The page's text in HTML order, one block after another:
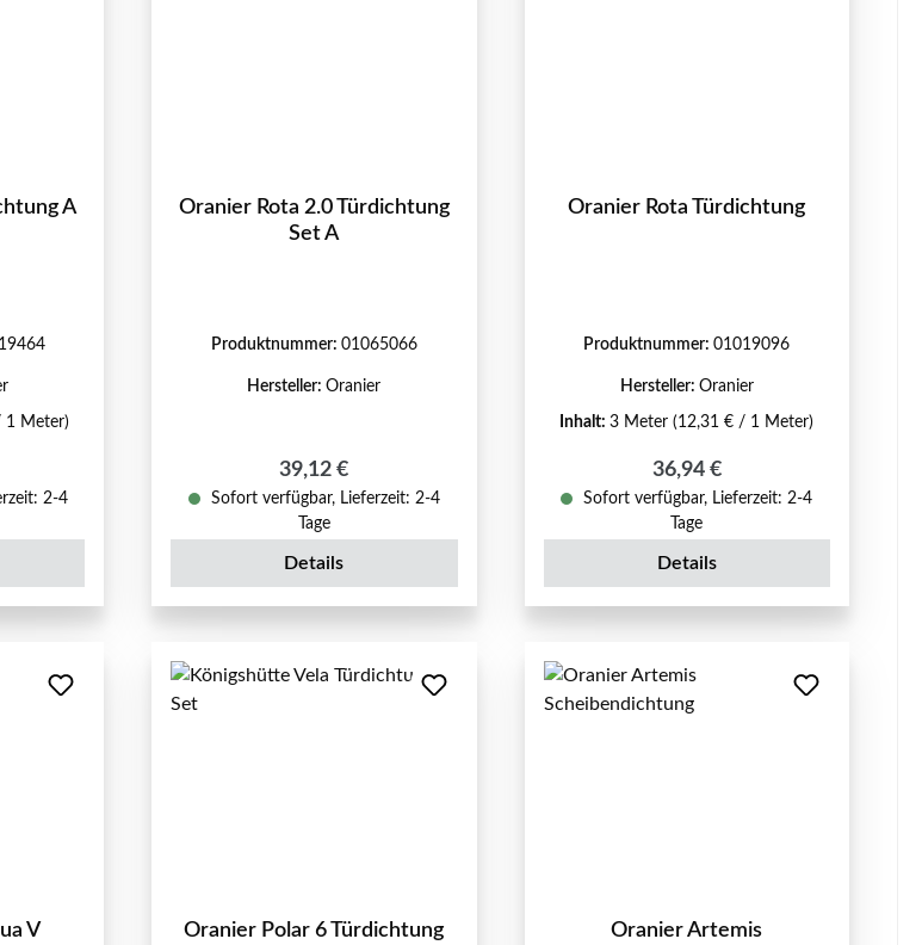
A
1 Meter)
2-4
Oranier Rota 2.0 Türdichtung
Set A
Produktnummer: 01065066
Hersteller:Oranier
Regulärer Preis:
39,12 €
Sofort verfügbar, Lieferzeit: 2-4
Tage
Details
Oranier Rota Türdichtung
Produktnummer:01019096
Hersteller: Oranier
Inhalt:3 Meter(12,31 € / 1 Meter)
Regulärer Preis:
36,94 €
Sofort verfügbar, Lieferzeit: 2-4
Tage
Details
V Oranier Polar 6 Türdichtung Oranier Artemis